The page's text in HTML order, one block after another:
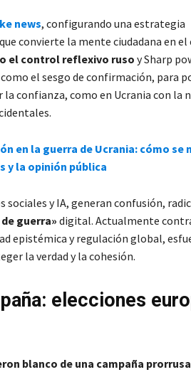
news, configurando una estrategia
convierte la mente ciudadana en el
el control reflexivo ruso y Sharp
el sesgo de confirmación, para
confianza, como en Ucrania con la
en la guerra de Ucrania: cómo se
y la opinión pública
sociales y IA, generan confusión,
guerra»digital. Actualmente
epistémica y regulación global,
la verdad y la cohesión.
elecciones
blanco de una campaña